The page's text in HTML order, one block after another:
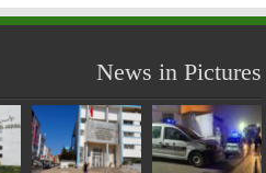
News in Pictures